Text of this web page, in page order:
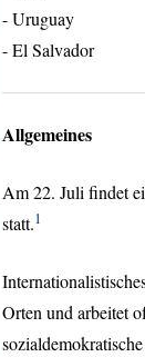
- Uruguay
- El Salvador
Allgemeines
Am 22. Juli findet
statt.1
Orten und arbeitet